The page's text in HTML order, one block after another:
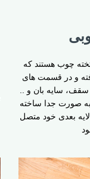
چوب هستند که
و در قسمت های
سقف، سایه بان و ..
به صورت جدا ساخته
بعدی خود متصل